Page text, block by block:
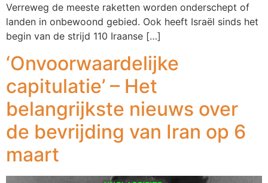
Verreweg de meeste raketten worden onderschept of
landen in onbewoond gebied. Ook heeft Israël sinds het
begin van de strijd 110 Iraanse […]
‘Onvoorwaardelijke
capitulatie’ – Het
belangrijkste nieuws over
de bevrijding van Iran op 6
maart